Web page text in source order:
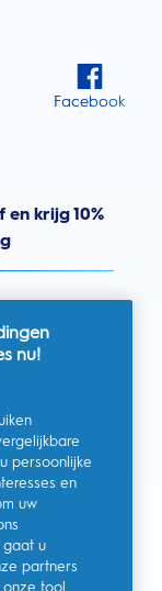
Facebook
krijg 10%
van
tot
initiatieven van
.
zal uw
deze site kunt
aangeboden
nu!
persoonlijke
en
uw
gaat u
partners
tool